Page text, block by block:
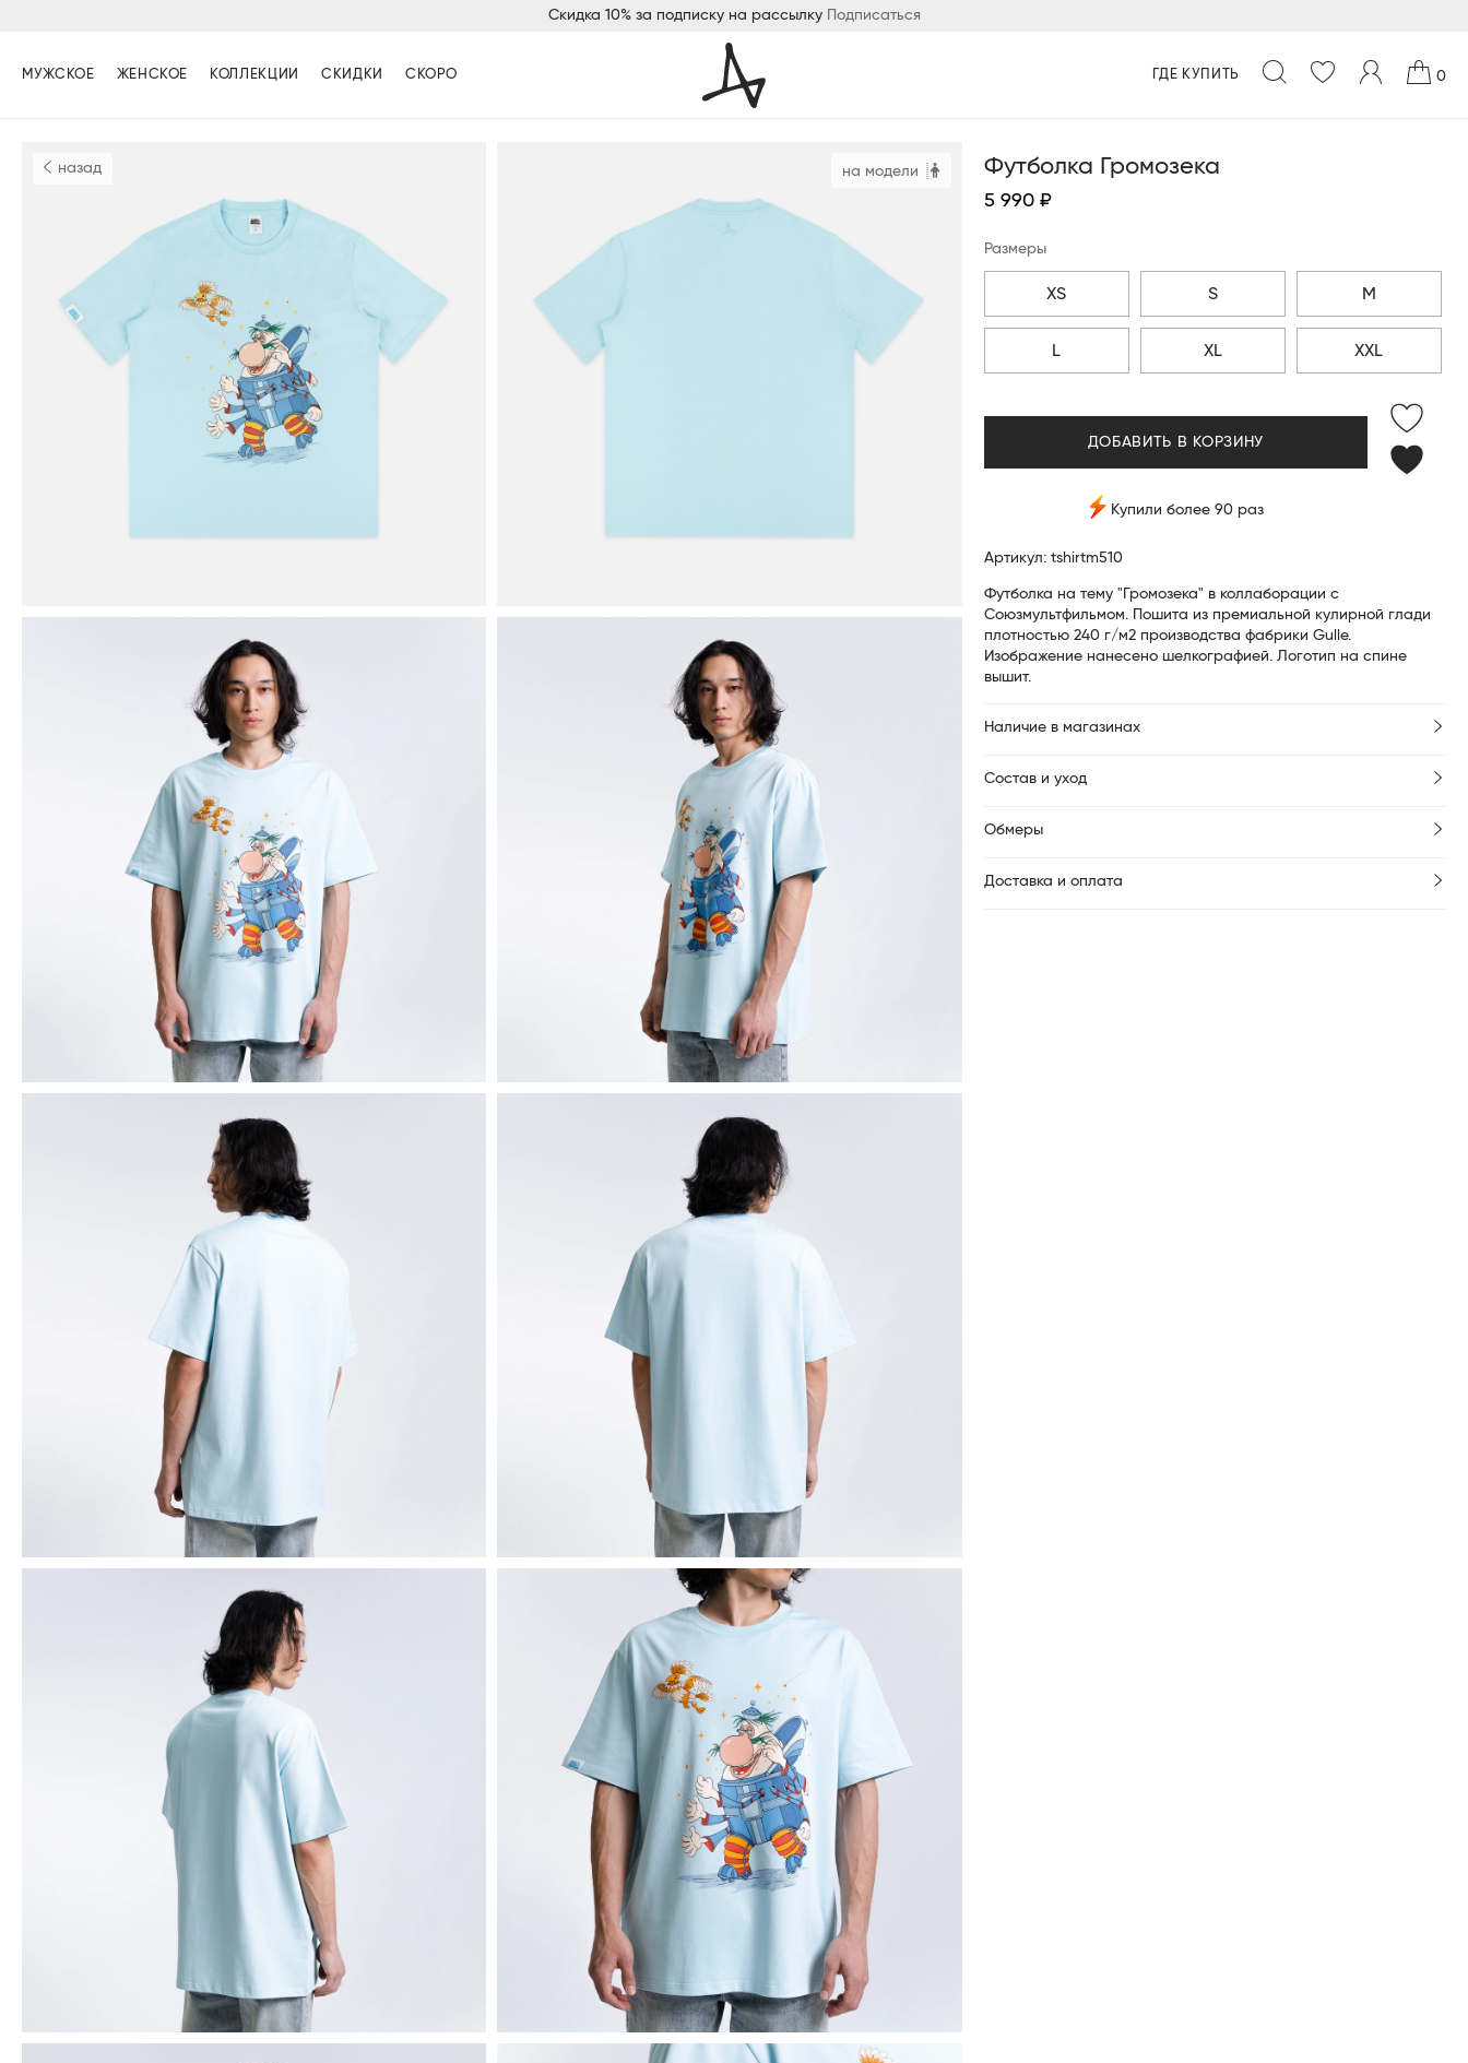
Скидка 10% за подписку на рассылку Подписаться
МУЖСКОЕ ЖЕНСКОЕ КОЛЛЕКЦИИ СКИДКИ СКОРО ГДЕ КУПИТЬ 0
назад на модели Футболка Громозека
5 990 ₽
Размеры
XS S M
L XL XXL
ДОБАВИТЬ В КОРЗИНУ
Купили более 90 раз
Артикул: tshirtm510
Футболка на тему "Громозека" в коллаборации с
Союзмультфильмом. Пошита из премиальной кулирной глади
плотностью 240 г/м2 производства фабрики Gulle.
Изображение нанесено шелкографией. Логотип на спине
вышит.
Наличие в магазинах
Состав и уход
Обмеры
Доставка и оплата